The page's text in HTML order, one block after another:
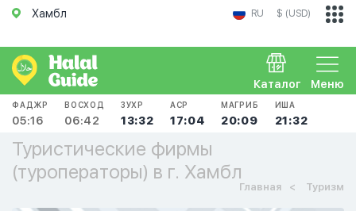
Хамбл RU $ (USD)
Меню
Каталог
ФАДЖР
05:16
ВОСХОД
06:42
ЗУХР
13:32
АСР
17:04
МАГРИБ
20:09
ИША
21:32
Туристические фирмы
(туроператоры) в г. Хамбл
Главная Туризм